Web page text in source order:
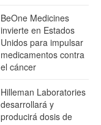
BeOne Medicines
invierte en Estados
Unidos para impulsar
medicamentos contra
el cáncer
Hilleman Laboratories
desarrollará y
producirá dosis de